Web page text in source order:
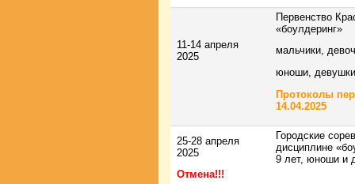
11-14 апреля
2025
Первенство
«боулдеринг»
мальчики,
юноши,
Протоколы
14.04.2025
25-28 апреля
2025
Отмена!!!
Городские
дисциплине
9 лет, юноши и